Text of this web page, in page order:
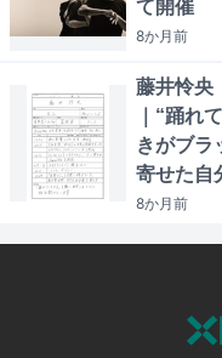
て開催
8か月前
藤井怜央
｜“踊れ
きがブラ
寄せた自
8か月前